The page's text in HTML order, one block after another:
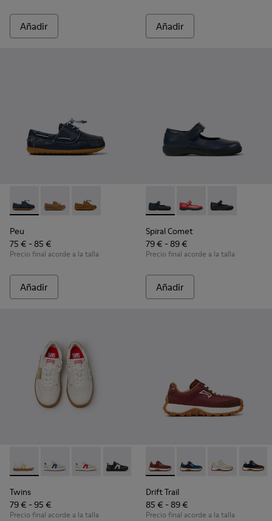
Añadir Añadir
Peu - K800689-002 - Zapatos náuticos de piel azules para
Peu - K800689-004
Peu - K800689-001
Peu
75 € - 85 €
Precio final acorde a la talla
Añadir
Spiral Comet - 80356-031 -
Spiral Comet -
Spiral Comet
Spiral Comet
79 € - 89 €
Precio final acorde a la talla
Añadir
Twins - K800653-014 - Zapatillas de piel multicolor para
Twins - K800653-010
Twins - K800653-008
Twins - K800653-006
Twins - K800653-003
Twins - K800653-002
Twins
79 € - 95 €
Precio final acorde a la talla
Drift Trail - K800548-031 -
Drift Trail -Drift Trail -
Drift
Drift Trail
85 € - 89 €
Precio final acorde a la talla